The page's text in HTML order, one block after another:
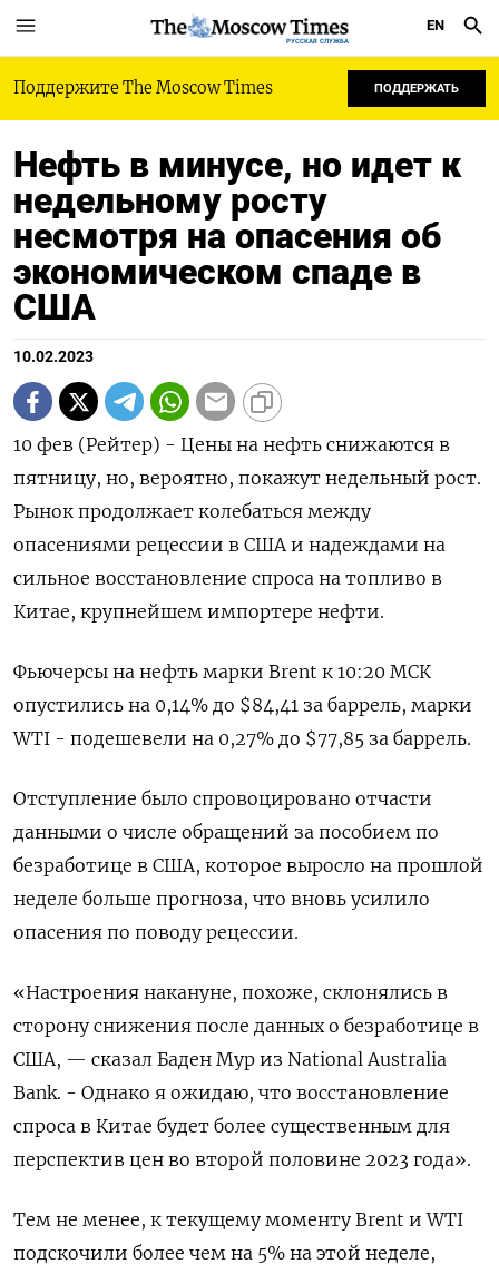
РУССКАЯ СЛУЖБА
EN
Поддержите The Moscow Times ПОДДЕРЖАТЬ
Нефть в минусе, но идет к
недельному росту
несмотря на опасения об
экономическом спаде в
США
10.02.2023
10 фев (Рейтер) - Цены на нефть снижаются в
пятницу, но, вероятно, покажут недельный рост.
Рынок продолжает колебаться между
опасениями рецессии в США и надеждами на
сильное восстановление спроса на топливо в
Китае, крупнейшем импортере нефти.
Фьючерсы на нефть марки Brent к 10:20 МСК
опустились на 0,14% до $84,41 за баррель, марки
WTI - подешевели на 0,27% до $77,85 за баррель.
Отступление было спровоцировано отчасти
данными о числе обращений за пособием по
безработице в США, которое выросло на прошлой
неделе больше прогноза, что вновь усилило
опасения по поводу рецессии.
«Настроения накануне, похоже, склонялись в
сторону снижения после данных о безработице в
США, — сказал Баден Мур из National Australia
Bank. - Однако я ожидаю, что восстановление
спроса в Китае будет более существенным для
перспектив цен во второй половине 2023 года».
Тем не менее, к текущему моменту Brent и WTI
подскочили более чем на 5% на этой неделе,